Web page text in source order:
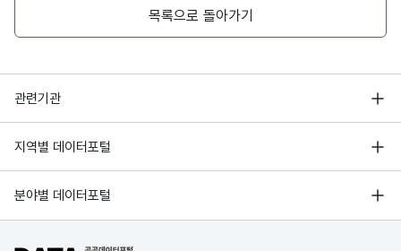
목록으로 돌아가기
관련기관
행정안전부
한국지능정보사회진흥원
국가정보자원관리원
지역별 데이터포털
서울 열린데이터광장
경기데이터드림
D-데이터허브
분야별 데이터포털
기상자료개방포털
국토교통부 공간정보오픈플랫폼